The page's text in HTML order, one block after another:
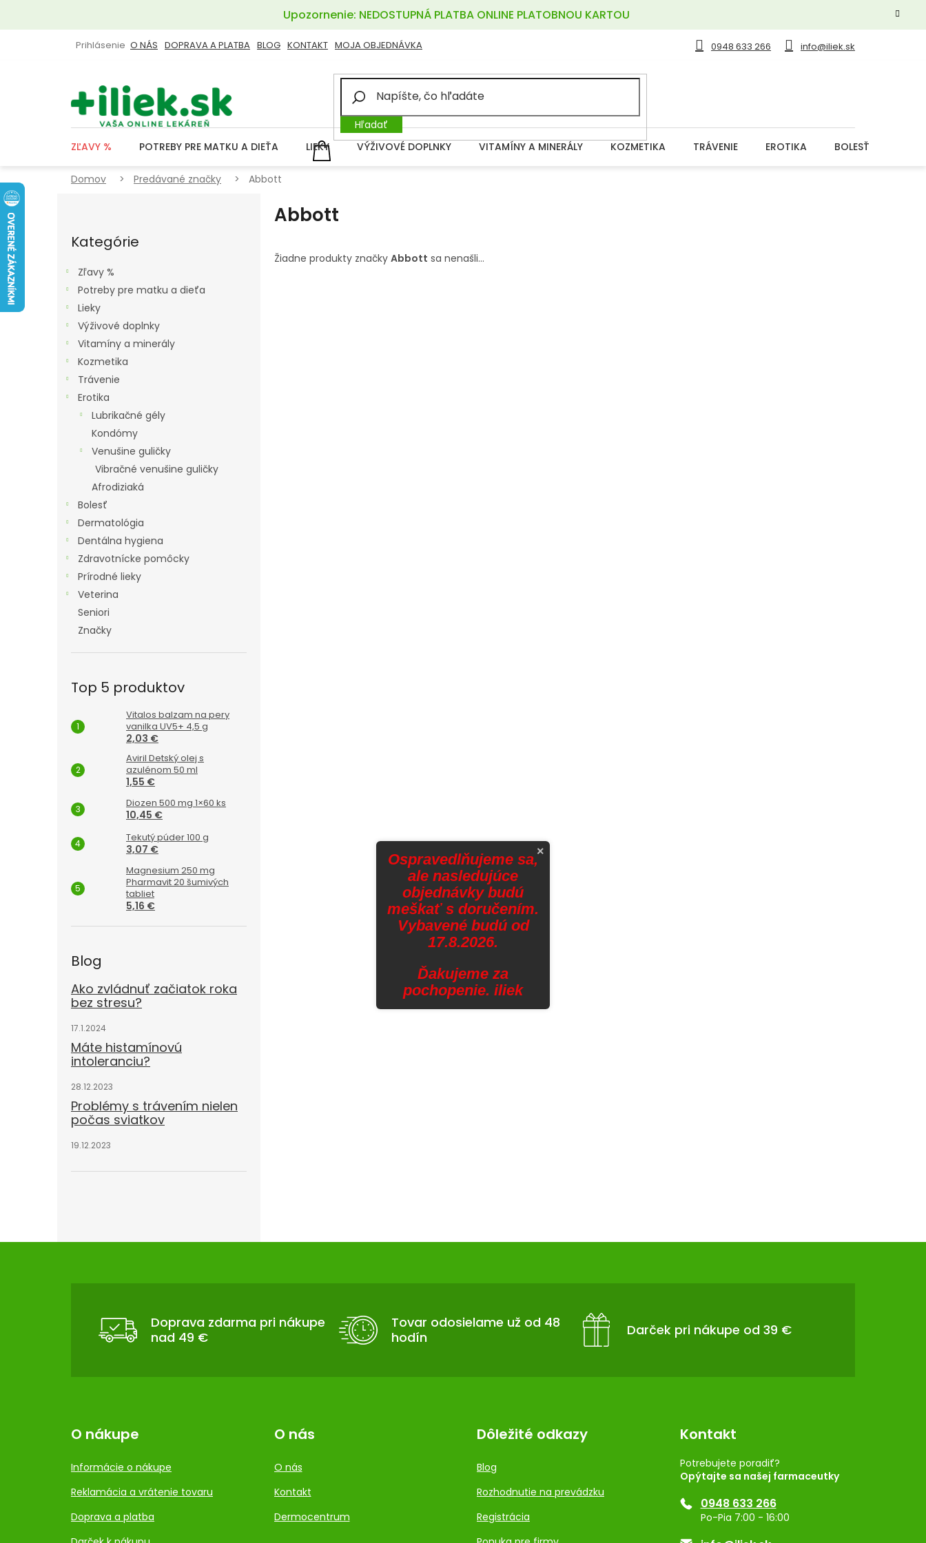
obsah
Upozornenie: NEDOSTUPNÁ PLATBA ONLINE PLATOBNOU KARTOU
0948 633 266 info@iliek.sk
O NÁS DOPRAVA A PLATBA BLOG KONTAKT MOJA OBJEDNÁVKA
Prihlásenie
Hľadať
NÁKUPNÝ
KOŠÍK
ZĽAVY % POTREBY PRE MATKU A DIEŤA LIEKY VÝŽIVOVÉ DOPLNKY VITAMÍNY A MINERÁLY KOZMETIKA TRÁVENIE EROTIKA BOLESŤ
Domov Predávané značky Abbott
A
N
kategórie
Kategórie
Zľavy %
Potreby pre matku a dieťa
Lieky
Výživové doplnky
Vitamíny a minerály
Kozmetika
Trávenie
Erotika
Lubrikačné gély
Kondómy
Venušine guličky
Vibračné venušine guličky
Afrodiziaká
Bolesť
Dermatológia
Dentálna hygiena
Zdravotnícke pomôcky
Prírodné lieky
Veterina
Seniori
Značky
Top 5 produktov
Vitalos balzam na pery
vanilka UV5+ 4,5 g
2,03 €
Aviril Detský olej s
azulénom 50 ml
1,55 €
Diozen 500 mg 1×60 ks
10,45 €
Tekutý púder 100 g
3,07 €
Magnesium 250 mg
Pharmavit 20 šumivých
tabliet
5,16 €
Blog
Ako zvládnuť začiatok roka
bez stresu?
17.1.2024
Máte histamínovú
intoleranciu?
28.12.2023
Problémy s trávením nielen
počas sviatkov
19.12.2023
Abbott
Žiadne produkty značky Abbott sa nenašli...
Z
Doprava zdarma pri nákupe
nad 49 €
Tovar odosielame už od 48
hodín
Darček pri nákupe od 39 €
O nákupe
Informácie o nákupe
Reklamácia a vrátenie tovaru
Doprava a platba
O nás
O nás
Kontakt
Dermocentrum
Dôležité odkazy
Blog
Rozhodnutie na prevádzku
Registrácia
Kontakt
Potrebujete poradiť?
Opýtajte sa našej farmaceutky
0948 633 266
Po-Pia 7:00 - 16:00
×
Ospravedlňujeme sa,
ale nasledujúce
objednávky budú
meškať s doručením.
Vybavené budú od
17.8.2026.
Ďakujeme za
pochopenie. iliek